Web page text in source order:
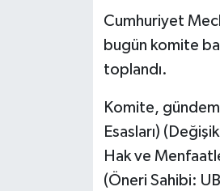
Cumhuriyet
bugün komite
toplandı.
Komite,
Esasları)
Hak ve
(Öneri Sahibi: